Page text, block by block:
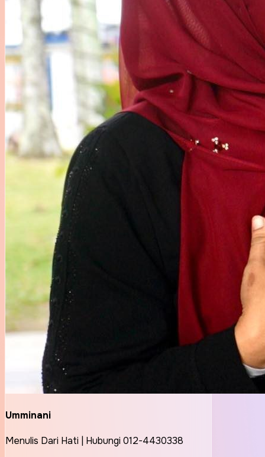
Umminani
Menulis Dari Hati | Hubungi 012-4430338